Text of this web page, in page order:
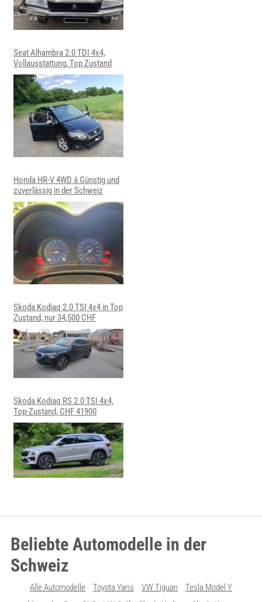
Seat Alhambra 2.0 TDI 4x4,
Vollausstattung, Top Zustand
Honda HR-V 4WD â Günstig und
zuverlässig in der Schweiz
Skoda Kodiaq 2.0 TSI 4x4 in Top
Zustand, nur 34,500 CHF
Skoda Kodiaq RS 2.0 TSI 4x4,
Top-Zustand, CHF 41900
Beliebte Automodelle in der
Schweiz
Alle Automodelle Toyota Yaris VW Tiguan
Tesla Model Y